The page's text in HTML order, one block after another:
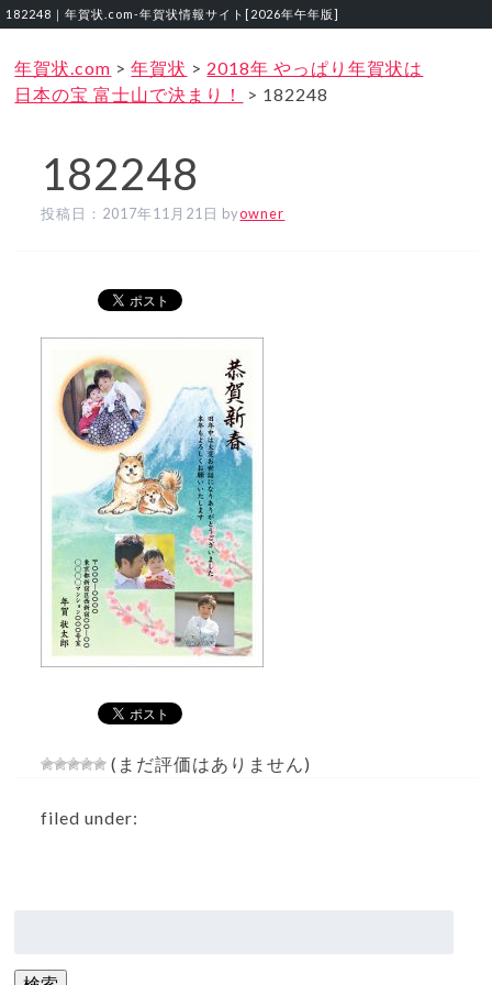
182248｜年賀状.com‐年賀状情報サイト[2026年午年版]
年賀状.com >年賀状 > 2018年 やっぱり年賀状は
日本の宝 富士山で決まり！
> 182248
182248
投稿日： 2017年11月21日 byowner
(まだ評価はありません)
filed under: